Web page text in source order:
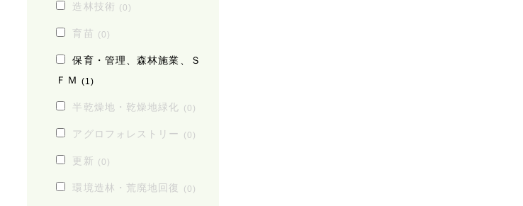
造林技術 (0)
育苗 (0)
保育・管理、森林施業、Ｓ
ＦＭ (1)
半乾燥地・乾燥地緑化 (0)
アグロフォレストリー (0)
更新 (0)
環境造林・荒廃地回復 (0)